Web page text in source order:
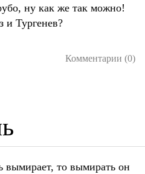
ну как же так можно!
и Тургенев?
Комментарии (0)
вымирает, то вымирать он